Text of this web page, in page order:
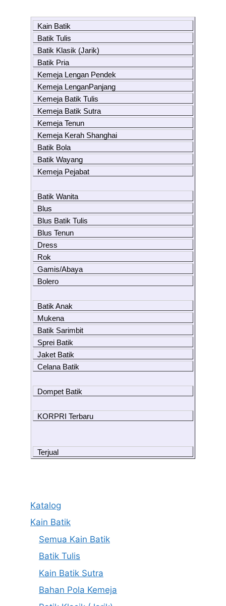
Kain Batik
Batik Tulis
Batik Klasik (Jarik)
Batik Pria
Kemeja Lengan Pendek
Kemeja LenganPanjang
Kemeja Batik Tulis
Kemeja Batik Sutra
Kemeja Tenun
Kemeja Kerah Shanghai
Batik Bola
Batik Wayang
Kemeja Pejabat
Batik Wanita
Blus
Blus Batik Tulis
Blus Tenun
Dress
Rok
Gamis/Abaya
Bolero
Batik Anak
Mukena
Batik Sarimbit
Sprei Batik
Jaket Batik
Celana Batik
Dompet Batik
KORPRI Terbaru
Terjual
Katalog
Kain Batik
Semua Kain Batik
Batik Tulis
Kain Batik Sutra
Bahan Pola Kemeja